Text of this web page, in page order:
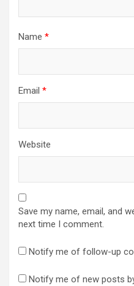
Name *
Email *
Website
Save my name, email, and
next time I comment.
Notify me of follow-up
Notify me of new posts